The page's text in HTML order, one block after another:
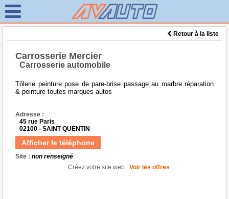
Retour à la liste
Carrosserie Mercier
Carrosserie automobile
Tôlerie peinture pose de pare-brise passage au marbre réparation
& peinture toutes marques autos
Adresse :
45 rue Paris
02100 - SAINT QUENTIN
Afficher le téléphone
Site : non renseigné
Créez votre site web : Voir les offres